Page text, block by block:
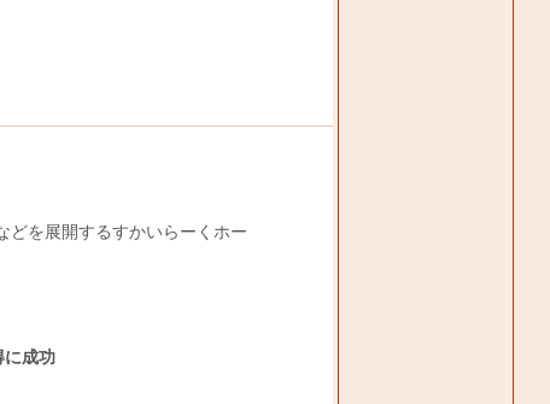
どを展開するすかいらーくホー
に成功